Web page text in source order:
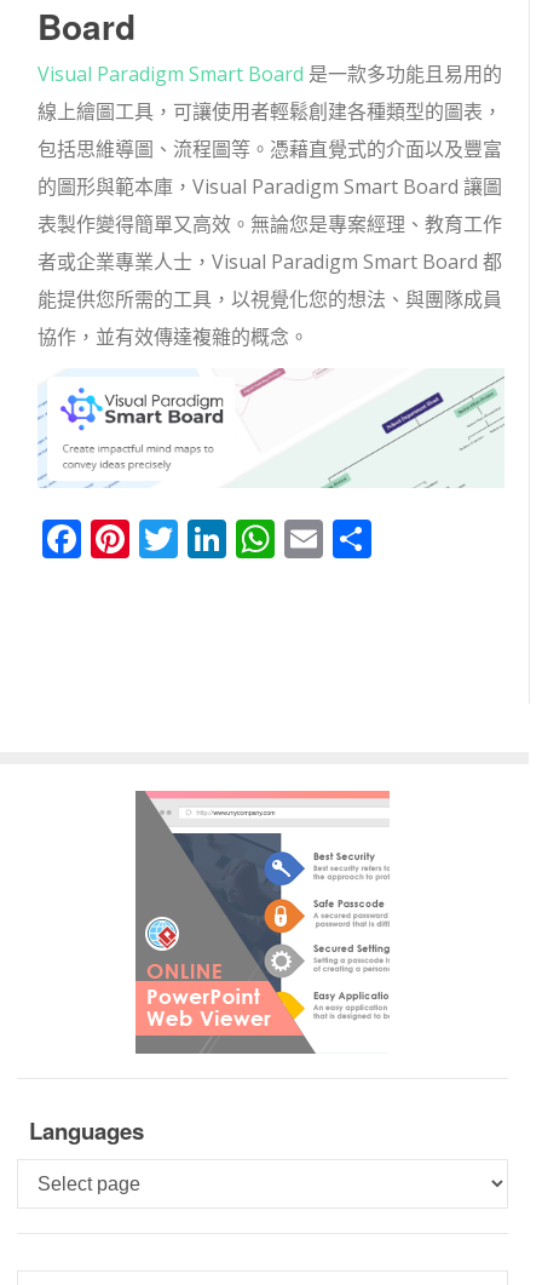
Board
Visual Paradigm Smart Board 是一款多功能且易用的
線上繪圖工具，可讓使用者輕鬆創建各種類型的圖表，
包括思維導圖、流程圖等。憑藉直覺式的介面以及豐富
的圖形與範本庫，Visual Paradigm Smart Board 讓圖
表製作變得簡單又高效。無論您是專案經理、教育工作
者或企業專業人士，Visual Paradigm Smart Board 都
能提供您所需的工具，以視覺化您的想法、與團隊成員
協作，並有效傳達複雜的概念。
Facebook
Pinterest
Twitter
LinkedIn
WhatsApp
Email
Languages
Languages